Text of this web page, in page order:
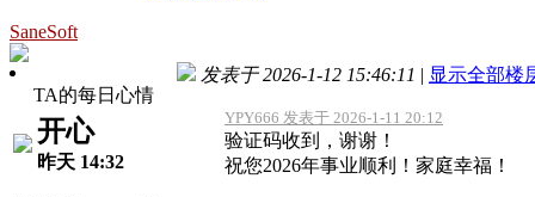
SaneSoft
TA的每日心情
开心
昨天 14:32
发表于 2026-1-12 15:46:11 | 显示全部楼
YPY666 发表于 2026-1-11 20:12
验证码收到，谢谢！
祝您2026年事业顺利！家庭幸福！